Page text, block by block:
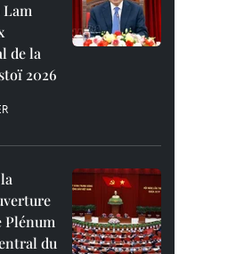
de la
2026
Plénum
du